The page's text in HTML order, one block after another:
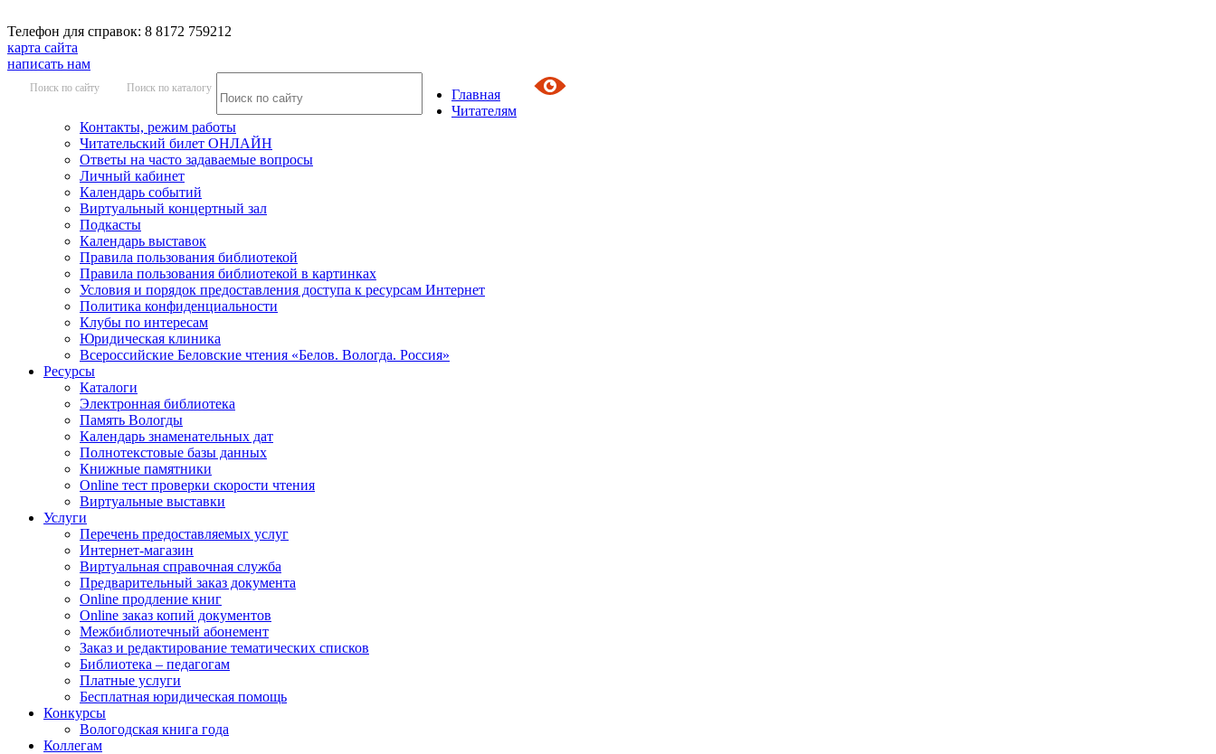
Телефон для справок: 8 8172 759212
карта сайта
написать нам
Поиск по сайту Поиск по каталогу
Главная
Читателям
Контакты, режим работы
Читательский билет ОНЛАЙН
Ответы на часто задаваемые вопросы
Личный кабинет
Календарь событий
Виртуальный концертный зал
Подкасты
Календарь выставок
Правила пользования библиотекой
Правила пользования библиотекой в картинках
Условия и порядок предоставления доступа к ресурсам Интернет
Политика конфиденциальности
Клубы по интересам
Юридическая клиника
Всероссийские Беловские чтения «Белов. Вологда. Россия»
Ресурсы
Каталоги
Электронная библиотека
Память Вологды
Календарь знаменательных дат
Полнотекстовые базы данных
Книжные памятники
Online тест проверки скорости чтения
Виртуальные выставки
Услуги
Перечень предоставляемых услуг
Интернет-магазин
Виртуальная справочная служба
Предварительный заказ документа
Online продление книг
Online заказ копий документов
Межбиблиотечный абонемент
Заказ и редактирование тематических списков
Библиотека – педагогам
Платные услуги
Бесплатная юридическая помощь
Конкурсы
Вологодская книга года
Коллегам